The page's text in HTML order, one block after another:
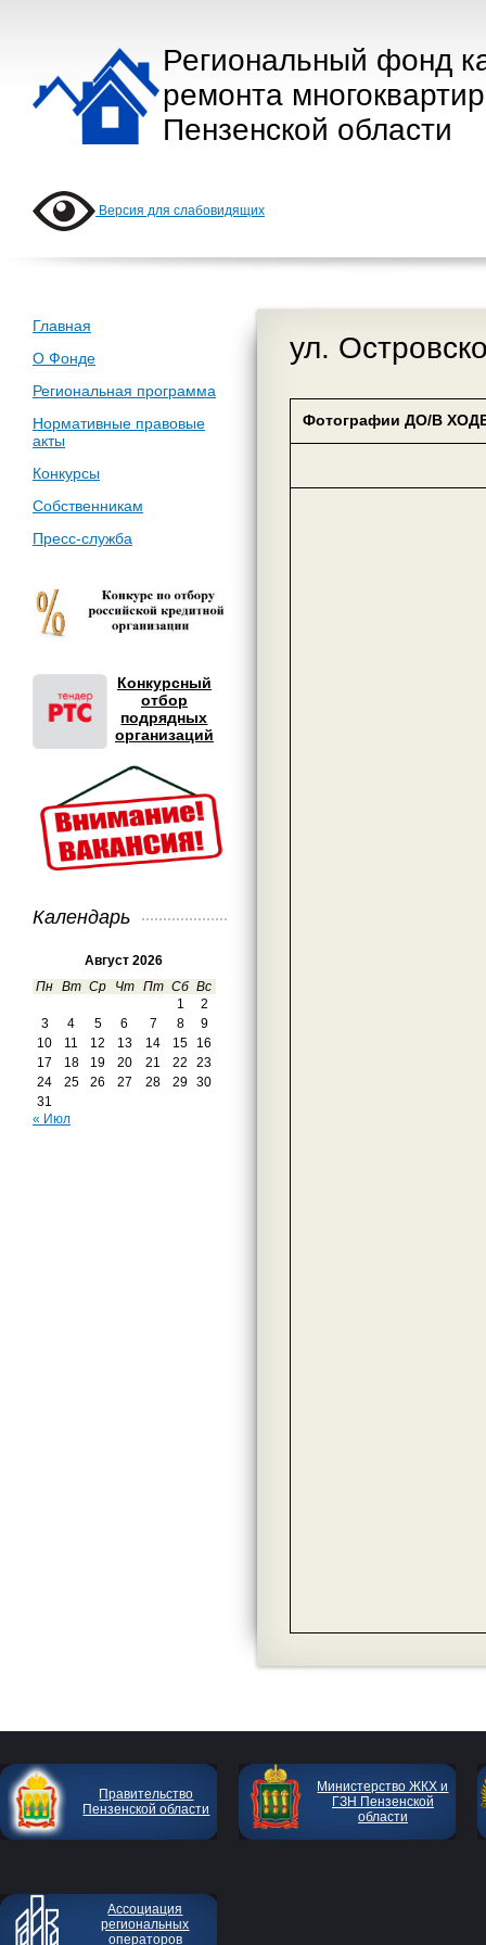
Региональный фонд
ремонта
Пензенской области
Версия для слабовидящих
Главная
О Фонде
Региональная программа
Нормативные правовые
акты
Конкурсы
Собственникам
Пресс-служба
Конкурсный
отбор
подрядных
организаций
Календарь
Август 2026
Пн Вт Ср Чт Пт Сб Вс
1
2
3
4 5 6 7 8
9
10
11 12 13 14 15
16
17
18 19 20 21 22
23
24
25 26 27 28 29
30
31
« Июл
ул.
Фотографии ДО/В ХОДЕ
Правительство
Пензенской области
Министерство ЖКХ и
ГЗН Пензенской
области
Ассоциация
региональных
операторов